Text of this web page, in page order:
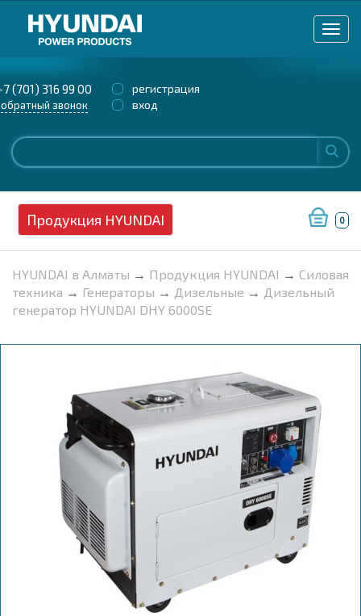
(701) 316 99 00
обратный звонок
регистрация
вход
Продукция HYUNDAI 0
HYUNDAI в Алматы → Продукция HYUNDAI → Силовая
техника → Генераторы → Дизельные → Дизельный
генератор HYUNDAI DHY 6000SE